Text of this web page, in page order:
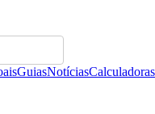
GuiasNotíciasCalculadoras